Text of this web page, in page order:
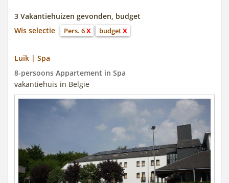
3 Vakantiehuizen gevonden, budget
Wis selectie
Pers. 6X budgetX
Luik | Spa
8-persoons Appartement in Spa
vakantiehuis in Belgie